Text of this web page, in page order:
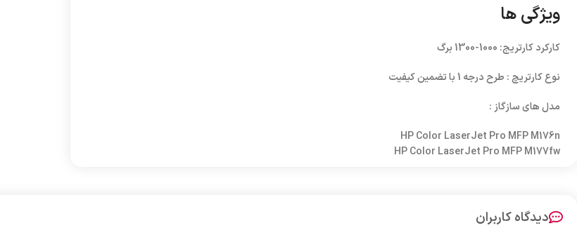
ویژگی ها
کارکرد کارتریج: 1000-1300 برگ
نوع کارتریچ : طرح درجه 1 با تضمین کیفیت
مدل های سازگاز :
HP Color LaserJet Pro MFP M176n
HP Color LaserJet Pro MFP M177fw
دیدگاه کاربران